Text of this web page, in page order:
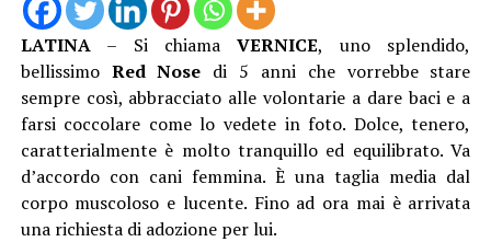
LATINA– Si chiamaVERNICE, uno splendido,
bellissimo Red Nose di 5 anni che vorrebbe stare
sempre così, abbracciato alle volontarie a dare baci e a
farsi coccolare come lo vedete in foto. Dolce, tenero,
caratterialmente è molto tranquillo ed equilibrato. Va
d’accordo con cani femmina. È una taglia media dal
corpo muscoloso e lucente. Fino ad ora mai è arrivata
una richiesta di adozione per lui.